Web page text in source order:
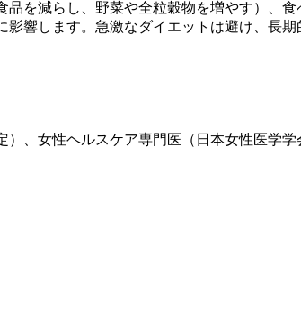
を減らし、野菜や全粒穀物を増やす）、食
響します。急激なダイエットは避け、長期
、女性ヘルスケア専門医（日本女性医学